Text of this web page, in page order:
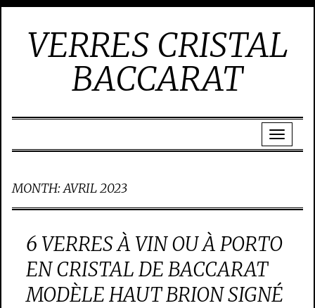
VERRES CRISTAL
BACCARAT
MONTH:AVRIL 2023
6 VERRES À VIN OU À PORTO
EN CRISTAL DE BACCARAT
MODÈLE HAUT BRION SIGNÉ